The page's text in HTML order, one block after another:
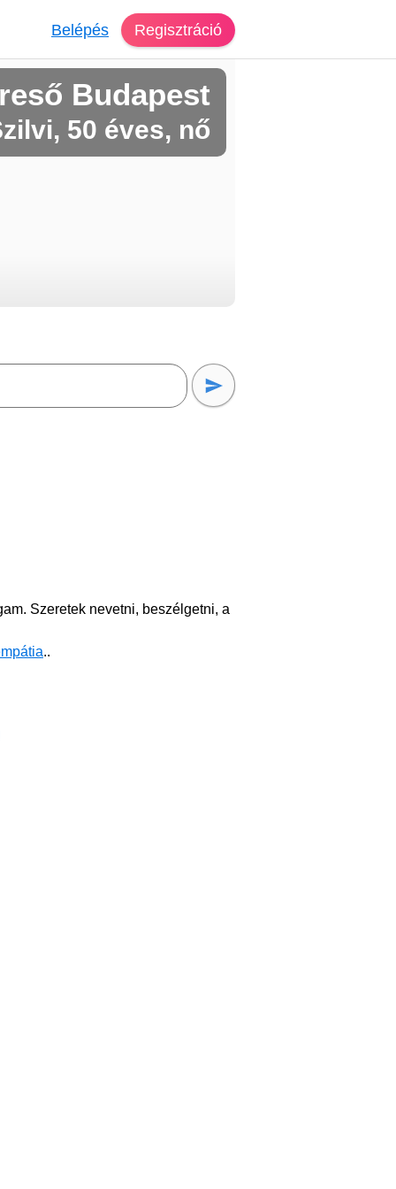
Belépés Regisztráció
Budapest
50 éves, nő
Szeretek nevetni, beszélgetni, a
..